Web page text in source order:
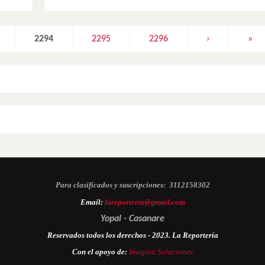
2294 2295 2296 › »
Para clasificados y suscripciones: 3112158302
Email: lareporteria@gmail.com
Yopal - Casanare
Reservados todos los derechos - 2023. La Reportería
Con el apoyo de: Imagina Soluciones